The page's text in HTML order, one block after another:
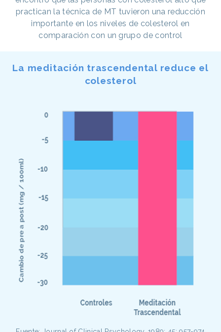
practican la técnica de MT tuvieron una reducción
importante en los niveles de colesterol en
comparación con un grupo de control
La meditación trascendental reduce el
colesterol